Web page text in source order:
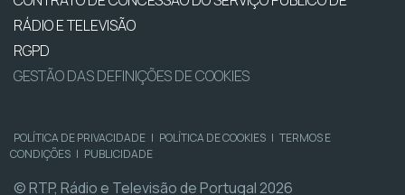
RÁDIO E TELEVISÃO
RGPD
GESTÃO DAS DEFINIÇÕES DE COOKIES
POLÍTICA DE PRIVACIDADE | POLÍTICA DE COOKIES | TERMOS E
CONDIÇÕES | PUBLICIDADE
© RTP, Rádio e Televisão de Portugal 2026